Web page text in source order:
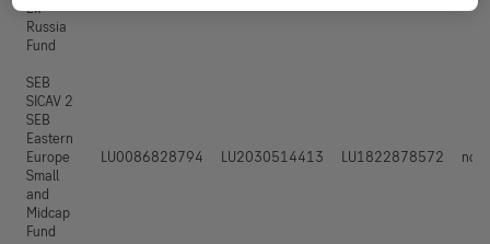
Ex
Russia
Fund
SEB
SICAV 2
SEB
Eastern
Europe
Small
and
Midcap
Fund
LU0086828794 LU2030514413 LU1822878572